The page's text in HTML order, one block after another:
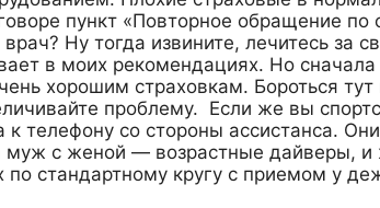
пункт «Повторное обращение по
Ну тогда извините, лечитесь за
в моих рекомендациях. Но сначала
хорошим страховкам. Бороться
проблему. Если же вы
телефону со стороны ассистанса.
муж с женой — возрастные дайверы, и
стандартному кругу с приемом у